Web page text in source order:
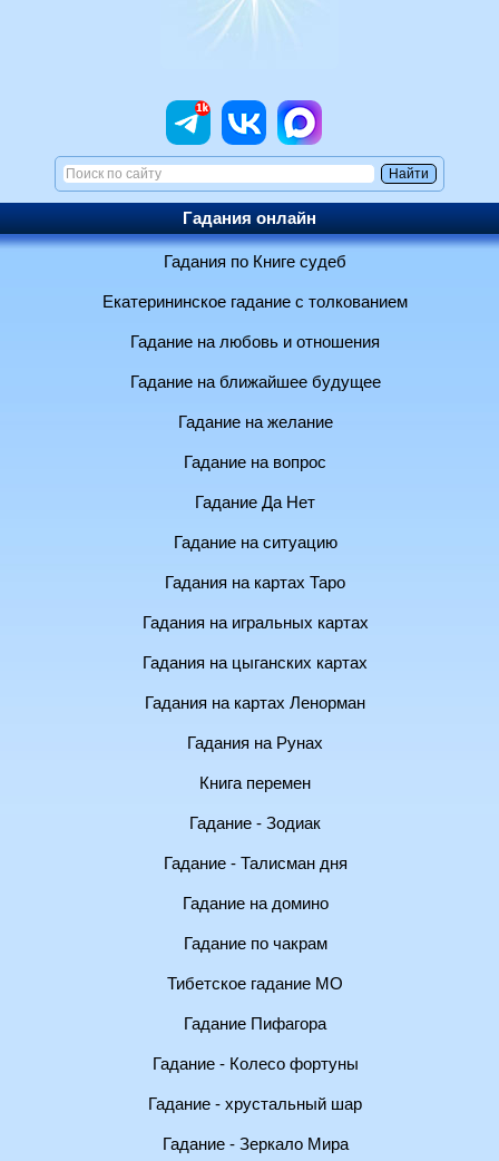
Гадания онлайн
Гадания по Книге судеб
Екатерининское гадание с толкованием
Гадание на любовь и отношения
Гадание на ближайшее будущее
Гадание на желание
Гадание на вопрос
Гадание Да Нет
Гадание на ситуацию
Гадания на картах Таро
Гадания на игральных картах
Гадания на цыганских картах
Гадания на картах Ленорман
Гадания на Рунах
Книга перемен
Гадание - Зодиак
Гадание - Талисман дня
Гадание на домино
Гадание по чакрам
Тибетское гадание МО
Гадание Пифагора
Гадание - Колесо фортуны
Гадание - хрустальный шар
Гадание - Зеркало Мира